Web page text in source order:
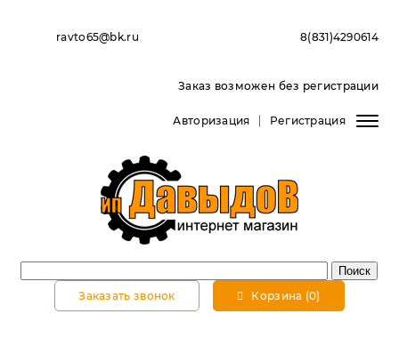
ravto65@bk.ru 8(831)4290614
Заказ возможен без регистрации
Авторизация Регистрация
Заказать звонок Корзина (0)